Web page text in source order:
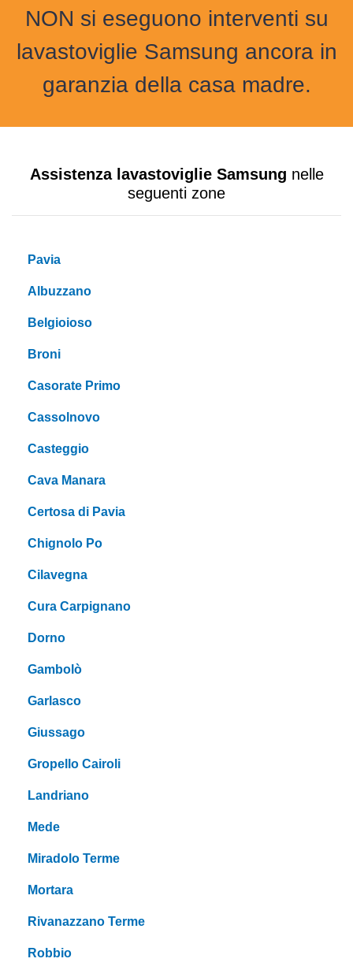
NON si eseguono interventi su
lavastoviglie Samsung ancora in
garanzia della casa madre.
Assistenza lavastoviglie Samsung nelle
seguenti zone
Pavia
Albuzzano
Belgioioso
Broni
Casorate Primo
Cassolnovo
Casteggio
Cava Manara
Certosa di Pavia
Chignolo Po
Cilavegna
Cura Carpignano
Dorno
Gambolò
Garlasco
Giussago
Gropello Cairoli
Landriano
Mede
Miradolo Terme
Mortara
Rivanazzano Terme
Robbio